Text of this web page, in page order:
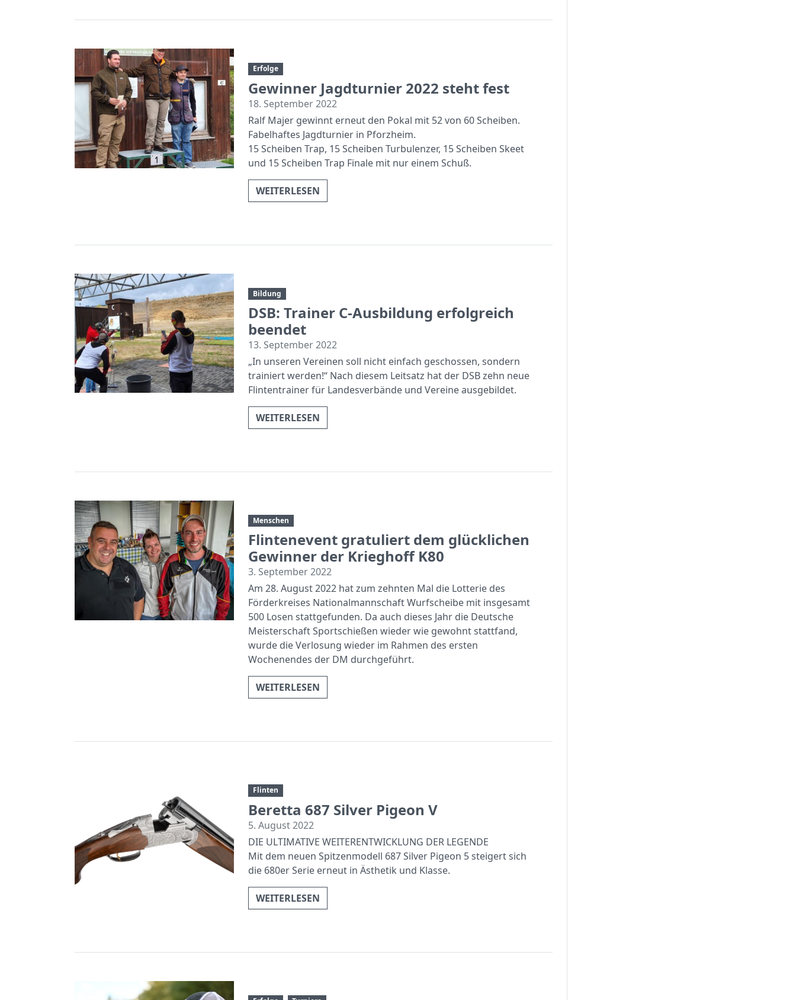
Erfolge
Gewinner Jagdturnier 2022 steht fest
18. September 2022
Ralf Majer gewinnt erneut den Pokal mit 52 von 60 Scheiben.
Fabelhaftes Jagdturnier in Pforzheim.
15 Scheiben Trap, 15 Scheiben Turbulenzer, 15 Scheiben Skeet
und 15 Scheiben Trap Finale mit nur einem Schuß.
WEITERLESEN
Bildung
DSB: Trainer C-Ausbildung erfolgreich
beendet
13. September 2022
„In unseren Vereinen soll nicht einfach geschossen, sondern
trainiert werden!“ Nach diesem Leitsatz hat der DSB zehn neue
Flintentrainer für Landesverbände und Vereine ausgebildet.
WEITERLESEN
Menschen
Flintenevent gratuliert dem glücklichen
Gewinner der Krieghoff K80
3. September 2022
Am 28. August 2022 hat zum zehnten Mal die Lotterie des
Förderkreises Nationalmannschaft Wurfscheibe mit insgesamt
500 Losen stattgefunden. Da auch dieses Jahr die Deutsche
Meisterschaft Sportschießen wieder wie gewohnt stattfand,
wurde die Verlosung wieder im Rahmen des ersten
Wochenendes der DM durchgeführt.
WEITERLESEN
Flinten
Beretta 687 Silver Pigeon V
5. August 2022
DIE ULTIMATIVE WEITERENTWICKLUNG DER LEGENDE
Mit dem neuen Spitzenmodell 687 Silver Pigeon 5 steigert sich
die 680er Serie erneut in Ästhetik und Klasse.
WEITERLESEN